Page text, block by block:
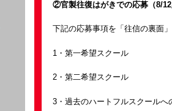
②官製往復はがきでの応募（8/12
下記の応募事項を「往信の裏面
1・第一希望スクール
2・第二希望スクール
3・過去のハートフルスクール